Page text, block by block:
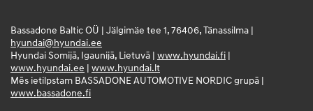
Bassadone Baltic OÜ | Jälgimäe tee 1, 76406, Tänassilma |
hyundai@hyundai.ee
Hyundai Somijā, Igaunijā, Lietuvā | www.hyundai.fi |
www.hyundai.ee | www.hyundai.lt
Mēs ietilpstam BASSADONE AUTOMOTIVE NORDIC grupā |
www.bassadone.fi